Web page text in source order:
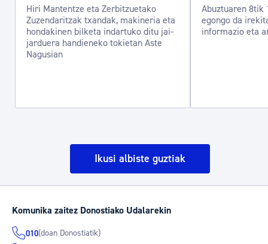
Hiri Mantentze eta Zerbitzuetako
Zuzendaritzak txandak, makineria eta
hondakinen bilketa indartuko ditu jai-
jarduera handieneko tokietan Aste
Nagusian
Abuztuaren 8tik
egongo da
informazio eta
Ikusi albiste guztiak
Komunika zaitez Donostiako Udalarekin
010(doan Donostiatik)